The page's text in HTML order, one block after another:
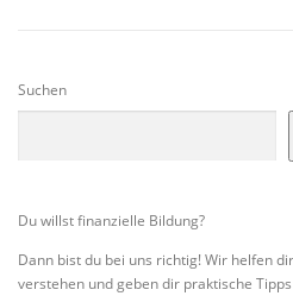
Suchen
Du willst finanzielle Bildung?
Dann bist du bei uns richtig! Wir helfen
verstehen und geben dir praktische